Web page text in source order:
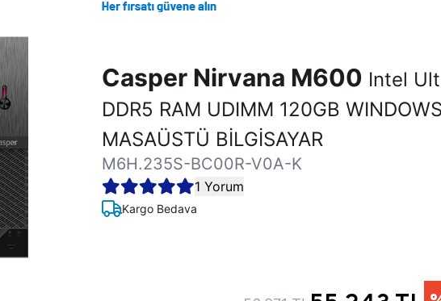
Casper Nirvana M600 Intel
DDR5 RAM UDIMM 120GB
MASAÜSTÜ BİLGİSAYAR
M6H.235S-BC00R-V0A-K
1 Yorum
Kargo Bedava